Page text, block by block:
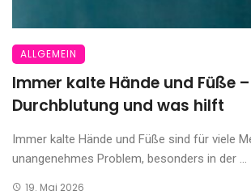
ALLGEMEIN
Immer kalte Hände und Füße
Durchblutung und was hilft
Immer kalte Hände und Füße sind für viele
unangenehmes Problem, besonders in der ...
19. Mai 2026